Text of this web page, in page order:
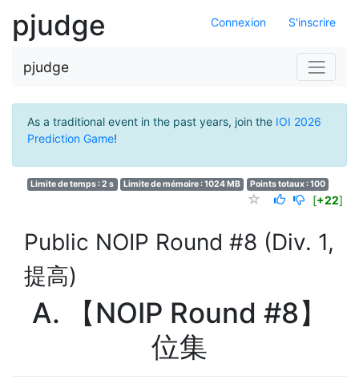
Connexion S'inscrire
pjudge
pjudge
As a traditional event in the past years, join the IOI 2026
Prediction Game!
Limite de temps : 2 s Limite de mémoire : 1024 MB Points totaux : 100
[+22]
Public NOIP Round #8 (Div. 1,
提高)
A. 【NOIP Round #8】
位集